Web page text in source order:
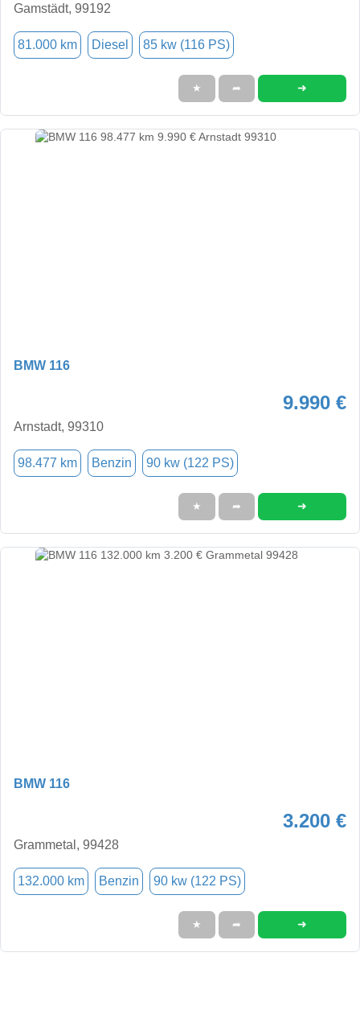
Gamstädt, 99192
81.000 km Diesel 85 kw (116 PS)
★ ➦ ➜
BMW 116
9.990 €
Arnstadt, 99310
98.477 km Benzin 90 kw (122 PS)
★ ➦ ➜
BMW 116
3.200 €
Grammetal, 99428
132.000 km Benzin 90 kw (122 PS)
★ ➦ ➜